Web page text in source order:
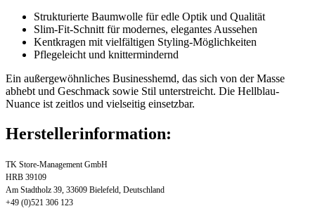
Strukturierte Baumwolle für edle Optik und Qualität
Slim-Fit-Schnitt für modernes, elegantes Aussehen
Kentkragen mit vielfältigen Styling-Möglichkeiten
Pflegeleicht und knittermindernd
Ein außergewöhnliches Businesshemd, das sich von der Masse
abhebt und Geschmack sowie Stil unterstreicht. Die Hellblau-
Nuance ist zeitlos und vielseitig einsetzbar.
Herstellerinformation:
TK Store-Management GmbH
HRB 39109
Am Stadtholz 39, 33609 Bielefeld, Deutschland
+49 (0)521 306 123